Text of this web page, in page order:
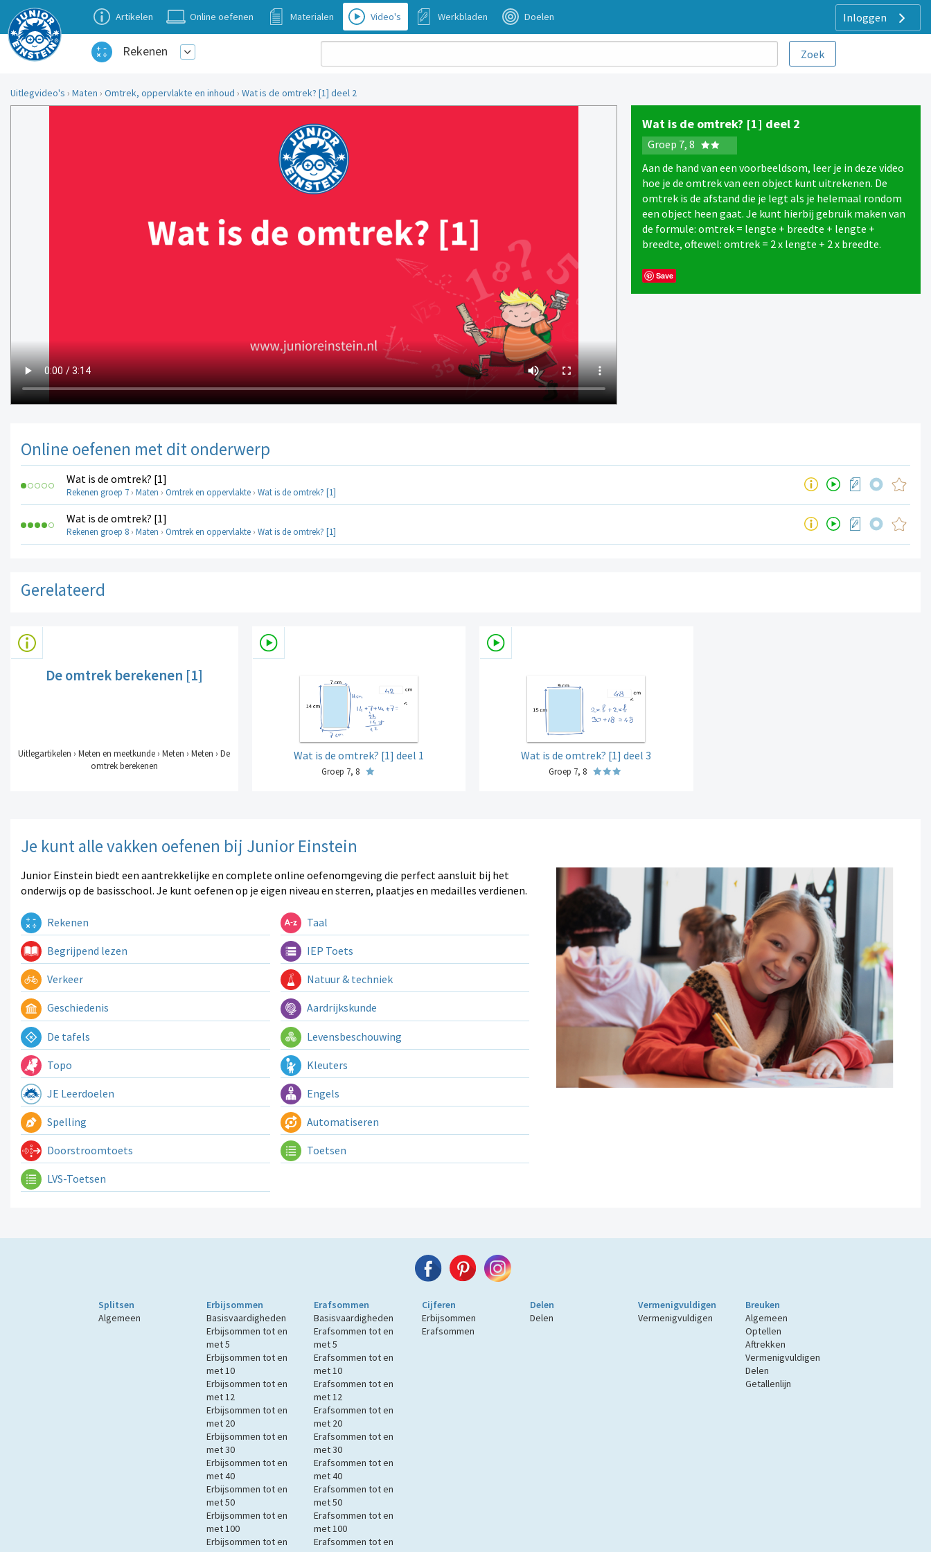
Inloggen
Artikelen Online oefenen Materialen Video's Werkbladen Doelen
Rekenen
Uitlegvideo's › Maten › Omtrek, oppervlakte en inhoud › Wat is de omtrek? [1] deel 2
Wat is de omtrek? [1] deel 2
Groep 7, 8
Aan de hand van een voorbeeldsom, leer je in deze video
hoe je de omtrek van een object kunt uitrekenen. De
omtrek is de afstand die je legt als je helemaal rondom
een object heen gaat. Je kunt hierbij gebruik maken van
de formule: omtrek = lengte + breedte + lengte +
breedte, oftewel: omtrek = 2 x lengte + 2 x breedte.
Save
Online oefenen met dit onderwerp
Wat is de omtrek? [1]
Rekenen groep 7 › Maten › Omtrek en oppervlakte › Wat is de omtrek? [1]
Wat is de omtrek? [1]
Rekenen groep 8 › Maten › Omtrek en oppervlakte › Wat is de omtrek? [1]
Gerelateerd
De omtrek berekenen [1]
Uitlegartikelen › Meten en meetkunde › Meten › Meten › De
omtrek berekenen
Wat is de omtrek? [1] deel 1
Groep 7, 8
Wat is de omtrek? [1] deel 3
Groep 7, 8
Je kunt alle vakken oefenen bij Junior Einstein
Junior Einstein biedt een aantrekkelijke en complete online oefenomgeving die perfect aansluit bij het
onderwijs op de basisschool. Je kunt oefenen op je eigen niveau en sterren, plaatjes en medailles verdienen.
Rekenen Taal
Begrijpend lezen IEP Toets
Verkeer Natuur & techniek
Geschiedenis Aardrijkskunde
De tafels Levensbeschouwing
Topo Kleuters
JE Leerdoelen Engels
Spelling Automatiseren
Doorstroomtoets Toetsen
LVS-Toetsen
Splitsen
Algemeen
Erbijsommen
Basisvaardigheden
Erbijsommen tot en
met 5
Erbijsommen tot en
met 10
Erbijsommen tot en
met 12
Erbijsommen tot en
met 20
Erbijsommen tot en
met 30
Erbijsommen tot en
met 40
Erbijsommen tot en
met 50
Erbijsommen tot en
met 100
Erbijsommen tot en
Erafsommen
Basisvaardigheden
Erafsommen tot en
met 5
Erafsommen tot en
met 10
Erafsommen tot en
met 12
Erafsommen tot en
met 20
Erafsommen tot en
met 30
Erafsommen tot en
met 40
Erafsommen tot en
met 50
Erafsommen tot en
met 100
Erafsommen tot en
Cijferen
Erbijsommen
Erafsommen
Delen
Delen
Vermenigvuldigen
Vermenigvuldigen
Breuken
Algemeen
Optellen
Aftrekken
Vermenigvuldigen
Delen
Getallenlijn